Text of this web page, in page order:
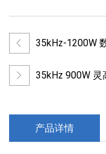
35kHz-1200W
35kHz 900W
产品详情